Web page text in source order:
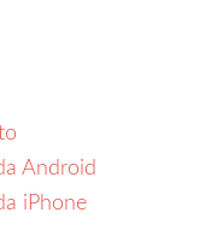
Android
iPhone